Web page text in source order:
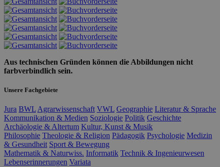
Aus technischen Gründen können die Abbildungen nicht
farbverbindlich sein.
Unsere Fachgebiete
Jura BWLAgrarwissenschaft VWL Geographie Literatur & Sprache
Kommunikation & Medien Soziologie Politik Geschichte
Archäologie & Altertum Kultur, Kunst & Musik
Philosophie Theologie & Religion Pädagogik Psychologie Medizin
& Gesundheit Sport & Bewegung
Mathematik & Naturwiss. Informatik Technik & Ingenieurwesen
Lebenserinnerungen Variata